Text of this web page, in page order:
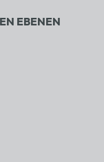
EBENEN